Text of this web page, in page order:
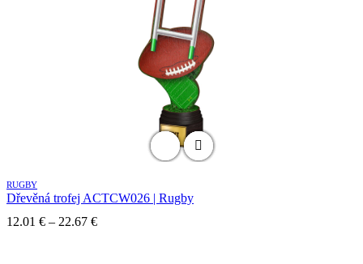
RUGBY
Dřevěná trofej ACTCW026 | Rugby
12.01 € – 22.67 €Price